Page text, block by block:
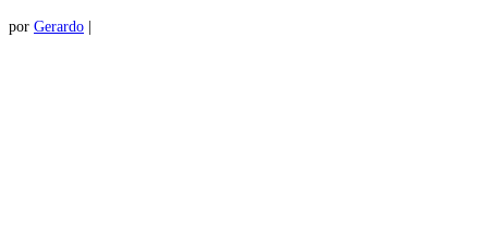
por Gerardo